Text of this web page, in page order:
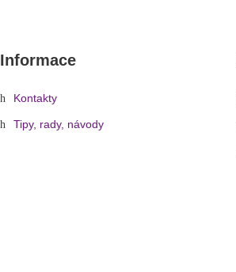
Informace
Kontakty
Tipy, rady, návody